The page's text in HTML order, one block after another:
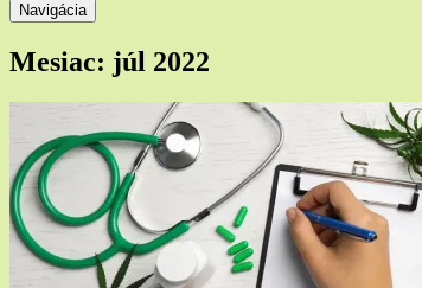
Navigácia
Mesiac: júl 2022